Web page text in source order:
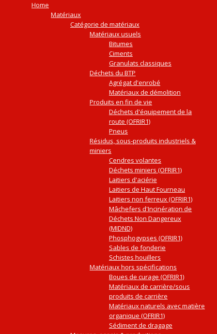
Home
Matériaux
Catégorie de matériaux
Matériaux usuels
Bitumes
Ciments
Granulats classiques
Déchets du BTP
Agrégat d'enrobé
Matériaux de démolition
Produits en fin de vie
Déchets d'équipement de la
route (OFRIR1)
Pneus
Résidus, sous-produits industriels &
miniers
Cendres volantes
Déchets miniers (OFRIR1)
Laitiers d'aciérie
Laitiers de Haut Fourneau
Laitiers non ferreux (OFRIR1)
Mâchefers d'Incinération de
Déchets Non Dangereux
(MIDND)
Phosphogypses (OFRIR1)
Sables de fonderie
Schistes houillers
Matériaux hors spécifications
Boues de curage (OFRIR1)
Matériaux de carrière/sous
produits de carrière
Matériaux naturels avec matière
organique (OFRIR1)
Sédiment de dragage